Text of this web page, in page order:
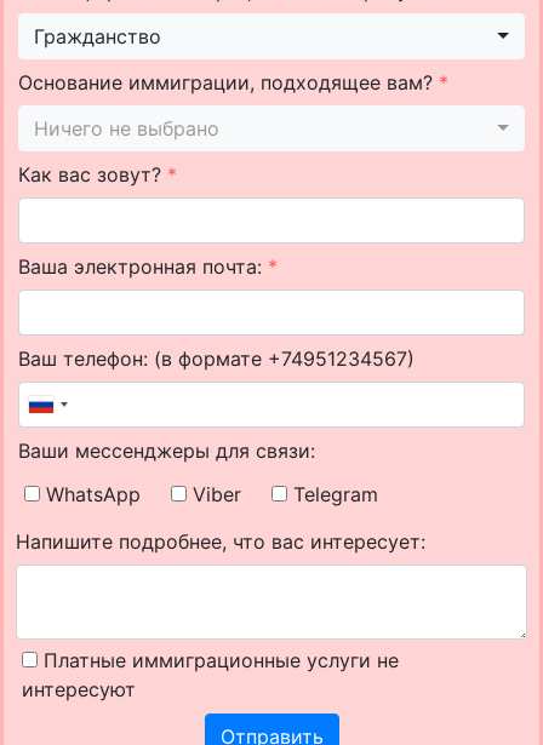
Гражданство
Основание иммиграции, подходящее вам? *
Ничего не выбрано
Как вас зовут? *
Ваша электронная почта: *
Ваш телефон: (в формате +74951234567)
Ваши мессенджеры для связи:
WhatsApp
Viber
Telegram
Напишите подробнее, что вас интересует:
Платные иммиграционные услуги не
интересуют
Отправить